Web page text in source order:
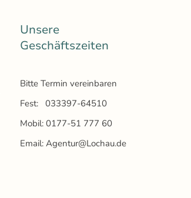
Unsere
Geschäftszeiten
Bitte Termin vereinbaren
Fest: 033397-64510
Mobil: 0177-51 777 60
Email: Agentur@Lochau.de